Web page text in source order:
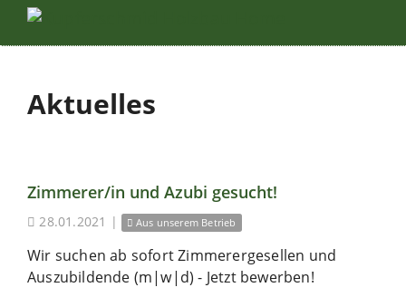
Aktuelles
Zimmerer/in und Azubi gesucht!
28.01.2021 | Aus unserem Betrieb
Wir suchen ab sofort Zimmerergesellen und
Auszubildende (m|w|d) - Jetzt bewerben!